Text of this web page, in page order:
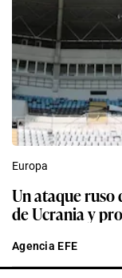
Europa
Un ataque ruso
de Ucrania y
Agencia EFE